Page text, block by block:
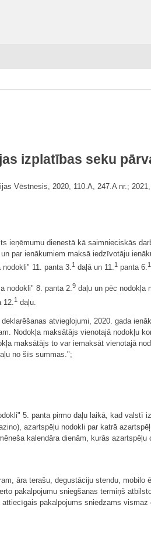
izplatības seku
Vēstnesis, 2020, 110.A, 247.A nr.;
ieņēmumu dienestā kā saimnieciskās
par ienākumiem maksā iedzīvotāju
11. panta 3.1 daļā un 11.1 panta 6.1
nodokli" 8. panta 2.9 daļu un pēc nodokļa
1 daļu.
atvieglojumi, 2020. gada
Nodokļa maksātājs vienotajā nodokļu
maksātājs to var iemaksāt vienotajā
no šīs summas.";
5. panta pirmo daļu laikā, kad valstī
azartspēļu nodokli par katrā
kalendāra dienām, kurās azartspēļu
āra terašu, degustāciju stendu, mobilo
pakalpojumu sniegšanas termiņš
pakalpojums sniedzams